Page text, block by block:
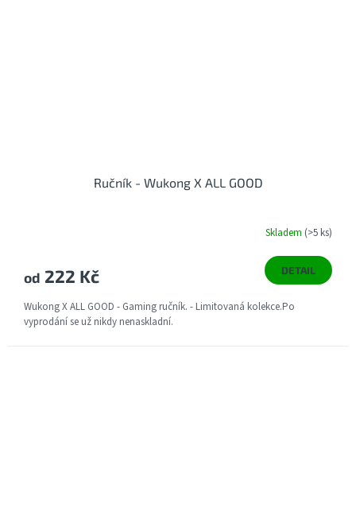
Ručník - Wukong X ALL GOOD
Skladem (>5 ks)
od 222 Kč DETAIL
Wukong X ALL GOOD - Gaming ručník. - Limitovaná kolekce.Po
vyprodání se už nikdy nenaskladní.